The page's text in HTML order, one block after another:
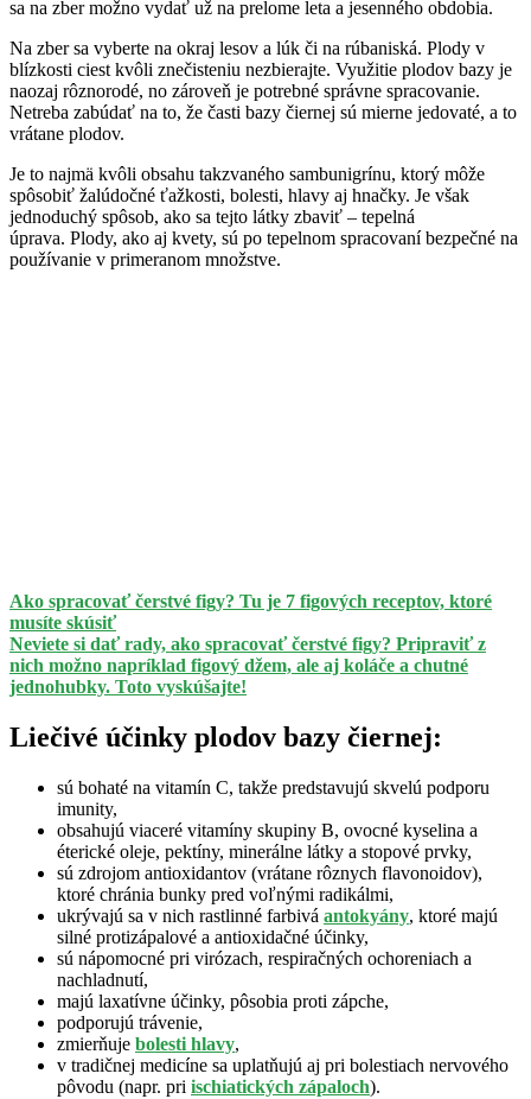
sa na zber možno vydať už na prelome leta a jesenného obdobia.
Na zber sa vyberte na okraj lesov a lúk či na rúbaniská. Plody v
blízkosti ciest kvôli znečisteniu nezbierajte. Využitie plodov bazy je
naozaj rôznorodé, no zároveň je potrebné správne spracovanie.
Netreba zabúdať na to, že časti bazy čiernej sú mierne jedovaté, a to
vrátane plodov.
Je to najmä kvôli obsahu takzvaného sambunigrínu, ktorý môže
spôsobiť žalúdočné ťažkosti, bolesti, hlavy aj hnačky. Je však
jednoduchý spôsob, ako sa tejto látky zbaviť – tepelná
úprava. Plody, ako aj kvety, sú po tepelnom spracovaní bezpečné na
používanie v primeranom množstve.
Ako spracovať čerstvé figy? Tu je 7 figových receptov, ktoré
musíte skúsiť
Neviete si dať rady, ako spracovať čerstvé figy? Pripraviť z
nich možno napríklad figový džem, ale aj koláče a chutné
jednohubky. Toto vyskúšajte!
Liečivé účinky plodov bazy čiernej:
sú bohaté na vitamín C, takže predstavujú skvelú podporu
imunity,
obsahujú viaceré vitamíny skupiny B, ovocné kyselina a
éterické oleje, pektíny, minerálne látky a stopové prvky,
sú zdrojom antioxidantov (vrátane rôznych flavonoidov),
ktoré chránia bunky pred voľnými radikálmi,
ukrývajú sa v nich rastlinné farbivá antokyány, ktoré majú
silné protizápalové a antioxidačné účinky,
sú nápomocné pri virózach, respiračných ochoreniach a
nachladnutí,
majú laxatívne účinky, pôsobia proti zápche,
podporujú trávenie,
zmierňuje bolesti hlavy,
v tradičnej medicíne sa uplatňujú aj pri bolestiach nervového
pôvodu (napr. pri ischiatických zápaloch).